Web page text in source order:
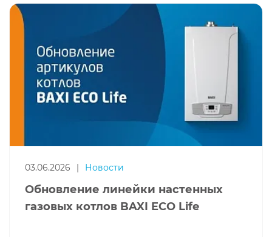
03.06.2026 Новости
Обновление линейки настенных
газовых котлов BAXI ECO Life